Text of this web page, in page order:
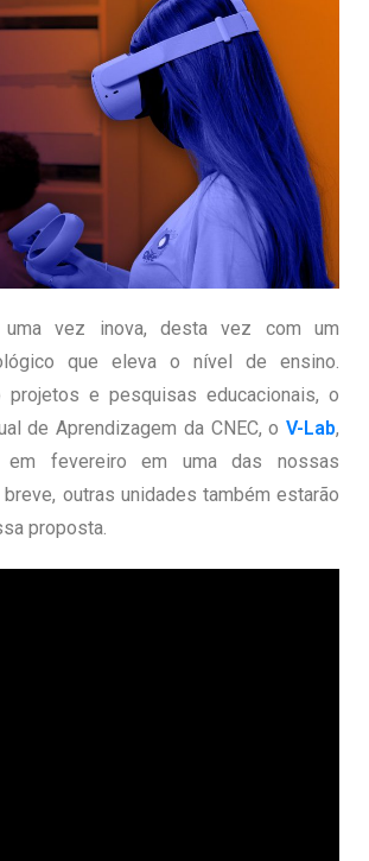
uma vez inova, desta vez com um
que eleva o nível de ensino.
projetos e pesquisas educacionais, o
de Aprendizagem da CNEC, o V-Lab,
em fevereiro em uma das nossas
outras unidades também estarão
proposta.